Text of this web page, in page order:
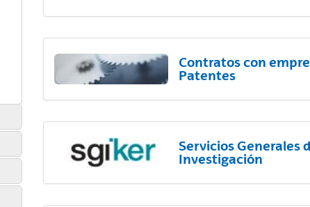
Contratos con
Patentes
Servicios Generales
Investigación